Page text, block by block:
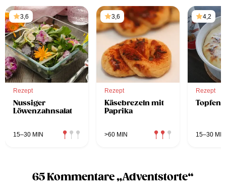
3,6
Rezept
Nussiger
Löwenzahnsalat
15–30 MIN
3,6
Rezept
Käsebrezeln mit
Paprika
>60 MIN
4,2
Rezept
15–30 MIN
65 Kommentare „Adventstorte“